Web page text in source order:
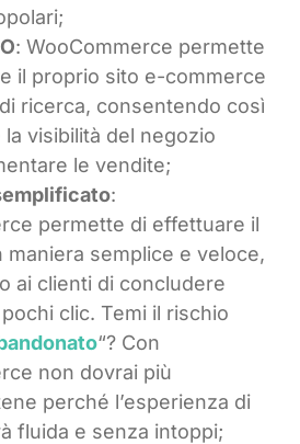
: WooCommerce permette
il proprio sito e-commerce
ricerca, consentendo così
la visibilità del negozio
le vendite;
:
permette di effettuare il
maniera semplice e veloce,
ai clienti di concludere
pochi clic. Temi il rischio
“? Con
non dovrai più
perché l’esperienza di
fluida e senza intoppi;